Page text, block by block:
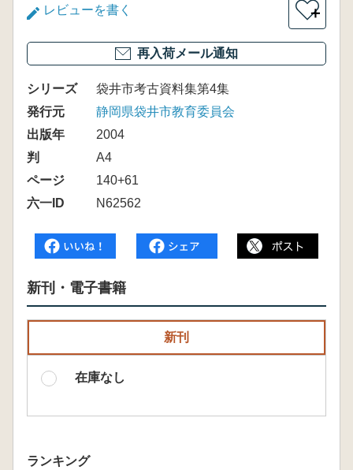
レビューを書く ＋
再入荷メール通知
シリーズ
袋井市考古資料集第4集
発行元
静岡県袋井市教育委員会
出版年
2004
判
A4
ページ
140+61
六一ID
N62562
新刊・電子書籍
新刊
在庫なし
ランキング